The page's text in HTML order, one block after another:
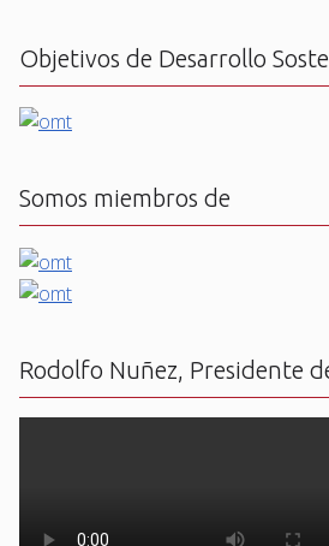
Objetivos de Desarrollo
Somos miembros de
Rodolfo Nuñez, Presidente